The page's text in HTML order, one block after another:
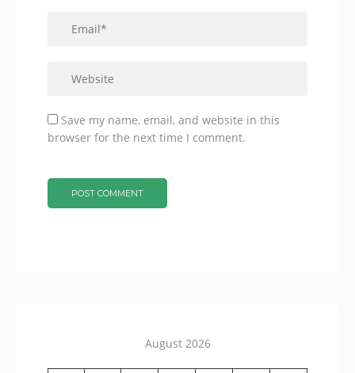
Save my name, email, and website in this
browser for the next time I comment.
August 2026